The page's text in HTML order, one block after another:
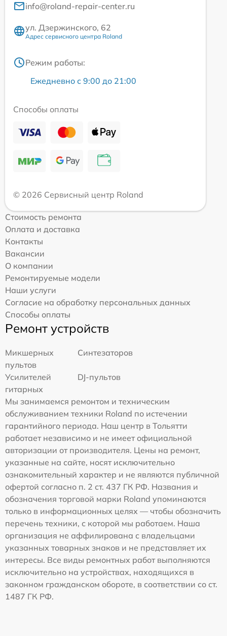
info@roland-repair-center.ru
ул. Дзержинского, 62
Адрес сервисного центра Roland
Режим работы:
Ежедневно с 9:00 до 21:00
Способы оплаты
© 2026 Сервисный центр Roland
Стоимость ремонта
Оплата и доставка
Контакты
Вакансии
О компании
Ремонтируемые модели
Наши услуги
Согласие на обработку персональных данных
Способы оплаты
Ремонт устройств
Микшерных
пультов
Синтезаторов
Усилителей
гитарных
DJ-пультов
Мы занимаемся ремонтом и техническим
обслуживанием техники Roland по истечении
гарантийного периода. Наш центр в Тольятти
работает независимо и не имеет официальной
авторизации от производителя. Цены на ремонт,
указанные на сайте, носят исключительно
ознакомительный характер и не являются публичной
офертой согласно п. 2 ст. 437 ГК РФ. Названия и
обозначения торговой марки Roland упоминаются
только в информационных целях — чтобы обозначить
перечень техники, с которой мы работаем. Наша
организация не аффилирована с владельцами
указанных товарных знаков и не представляет их
интересы. Все виды ремонтных работ выполняются
исключительно на устройствах, находящихся в
законном гражданском обороте, в соответствии со ст.
1487 ГК РФ.